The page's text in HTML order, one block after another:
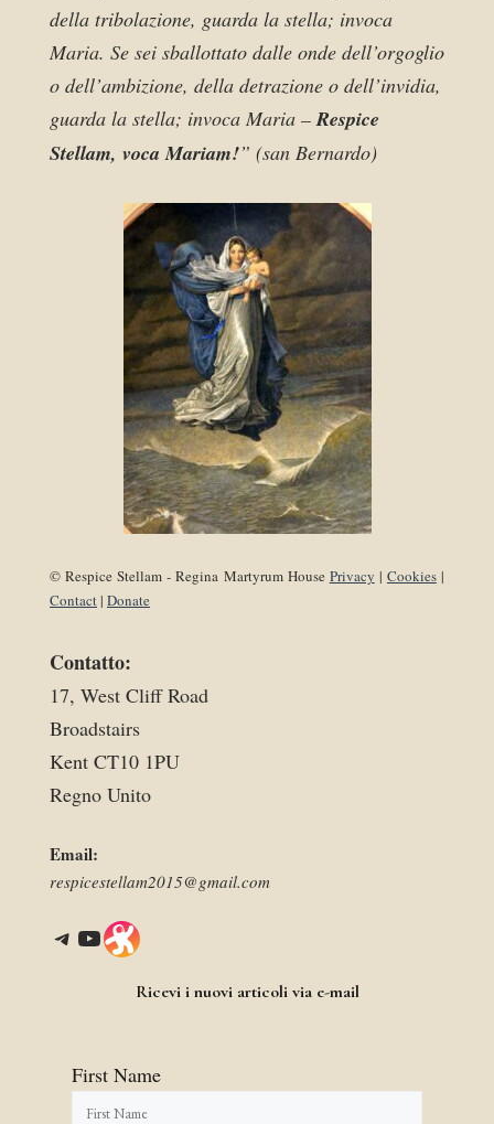
della tribolazione, guarda la stella; invoca
Maria. Se sei sballottato dalle onde dell’orgoglio
o dell’ambizione, della detrazione o dell’invidia,
guarda la stella; invoca Maria –Respice
Stellam, voca Mariam!” (san Bernardo)
© Respice Stellam - Regina Martyrum House Privacy | Cookies|
Contact| Donate
Contatto:
17, West Cliff Road
Broadstairs
Kent CT10 1PU
Regno Unito
Email:
respicestellam2015@gmail.com
Telegram YouTube Link
Ricevi i nuovi articoli via e-mail
First Name